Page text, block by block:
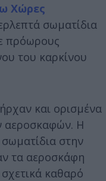
Χώρες
σωματίδια
πρόωρους
του καρκίνου
και ορισμένα
αεροσκαφών. Η
στην
τα αεροσκάφη
καθαρό